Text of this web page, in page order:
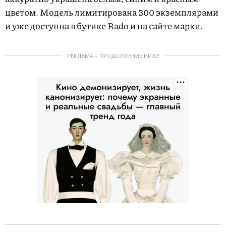
цветом. Модель лимитирована 300 экземплярами
и уже доступна в бутике Rado и на сайте марки.
РЕКЛАМА – ПРОДОЛЖЕНИЕ НИЖЕ